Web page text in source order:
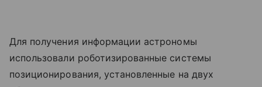
Для получения информации астрономы
использовали роботизированные системы
позиционирования, установленные на двух